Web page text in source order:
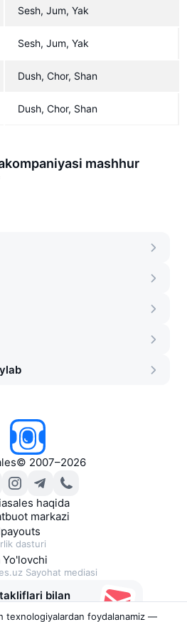
Sesh, Jum, Yak
Sesh, Jum, Yak
Dush, Chor, Shan
Dush, Chor, Shan
mashhur
© 2007–2026
haqida
markazi
dasturi
Yo'lovchi
Sayohat mediasi
bilan
texnologiyalardan foydalanamiz —